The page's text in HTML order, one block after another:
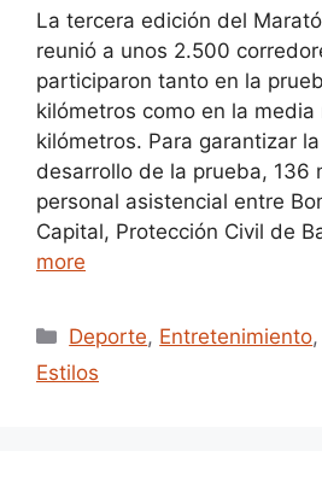
La tercera edición del
reunió a unos 2.500
participaron tanto en la
kilómetros como en la media
kilómetros. Para garantizar
desarrollo de la prueba, 136
personal asistencial entre
Capital, Protección Civil de
more
Categories
Deporte, Entretenimiento,
Estilos